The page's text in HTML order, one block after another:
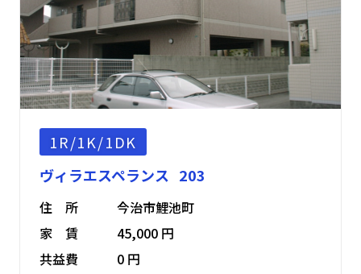
1R/1K/1DK
ヴィラエスペランス 203
住 所
今治市鯉池町
家 賃
45,000 円
共益費
0 円